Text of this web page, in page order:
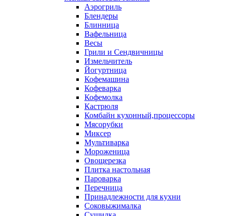
Аэрогриль
Блендеры
Блинница
Вафельница
Весы
Грили и Сендвичницы
Измельчитель
Йогуртница
Кофемашина
Кофеварка
Кофемолка
Кастрюля
Комбайн кухонный,процессоры
Мясорубки
Миксер
Мультиварка
Мороженица
Овощерезка
Плитка настольная
Пароварка
Перечница
Принадлежности для кухни
Соковыжималка